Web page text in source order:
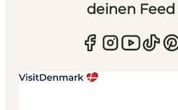
deinen Feed